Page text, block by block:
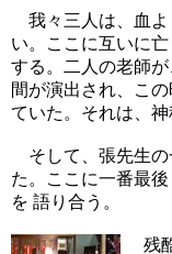
我々三人は、血よ
い。ここに互いに
する。二人の老師
間が演出され、こ
ていた。それは、
そして、張先生の
た。ここに一番最
を 語り合う。
残